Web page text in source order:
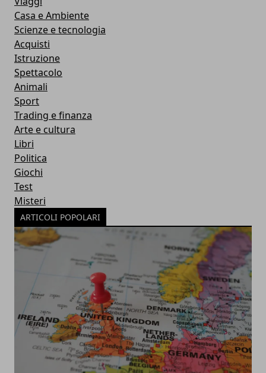
Casa e Ambiente
Scienze e tecnologia
Acquisti
Istruzione
Spettacolo
Animali
Sport
Trading e finanza
Arte e cultura
Libri
Politica
Giochi
Test
Misteri
ARTICOLI POPOLARI